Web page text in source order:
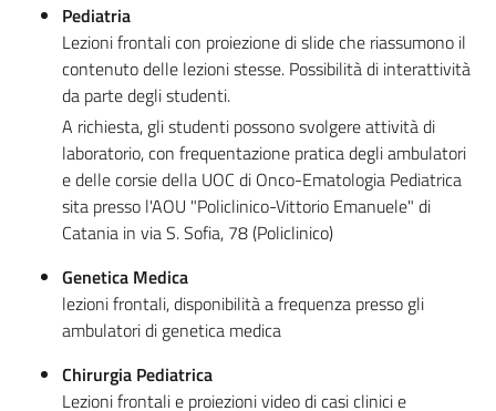
Pediatria
Lezioni frontali con proiezione di slide che riassumono il
contenuto delle lezioni stesse. Possibilità di interattività
da parte degli studenti.
A richiesta, gli studenti possono svolgere attività di
laboratorio, con frequentazione pratica degli ambulatori
e delle corsie della UOC di Onco-Ematologia Pediatrica
sita presso l'AOU "Policlinico-Vittorio Emanuele" di
Catania in via S. Sofia, 78 (Policlinico)
Genetica Medica
lezioni frontali, disponibilità a frequenza presso gli
ambulatori di genetica medica
Chirurgia Pediatrica
Lezioni frontali e proiezioni video di casi clinici e